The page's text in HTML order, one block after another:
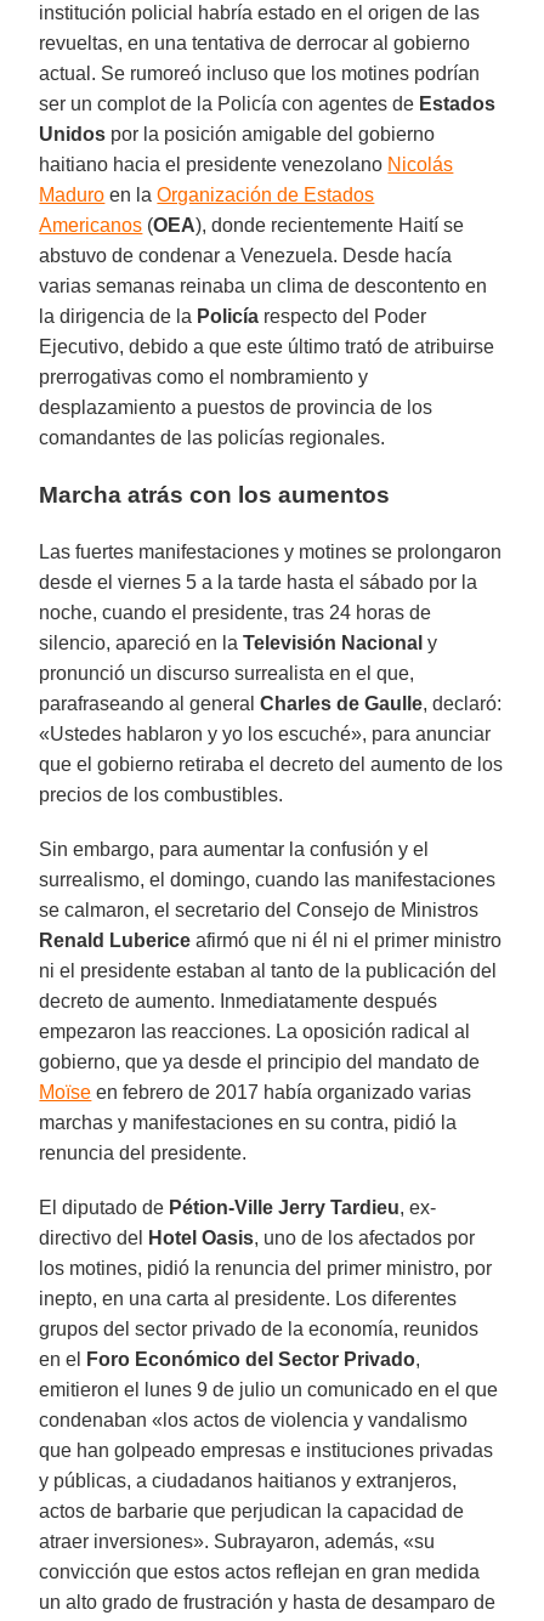
institución policial habría estado en el origen de las
revueltas, en una tentativa de derrocar al gobierno
actual. Se rumoreó incluso que los motines podrían
ser un complot de la Policía con agentes de Estados
Unidos por la posición amigable del gobierno
haitiano hacia el presidente venezolano Nicolás
Maduro en laOrganización de Estados
Americanos (OEA), donde recientemente Haití se
abstuvo de condenar a Venezuela. Desde hacía
varias semanas reinaba un clima de descontento en
la dirigencia de la Policía respecto del Poder
Ejecutivo, debido a que este último trató de atribuirse
prerrogativas como el nombramiento y
desplazamiento a puestos de provincia de los
comandantes de las policías regionales.
Marcha atrás con los aumentos
Las fuertes manifestaciones y motines se prolongaron
desde el viernes 5 a la tarde hasta el sábado por la
noche, cuando el presidente, tras 24 horas de
silencio, apareció en laTelevisión Nacional y
pronunció un discurso surrealista en el que,
parafraseando al generalCharles de Gaulle, declaró:
«Ustedes hablaron y yo los escuché», para anunciar
que el gobierno retiraba el decreto del aumento de los
precios de los combustibles.
Sin embargo, para aumentar la confusión y el
surrealismo, el domingo, cuando las manifestaciones
se calmaron, el secretario del Consejo de Ministros
Renald Luberice afirmó que ni él ni el primer ministro
ni el presidente estaban al tanto de la publicación del
decreto de aumento. Inmediatamente después
empezaron las reacciones. La oposición radical al
gobierno, que ya desde el principio del mandato de
Moïse en febrero de 2017 había organizado varias
marchas y manifestaciones en su contra, pidió la
renuncia del presidente.
El diputado de Pétion-Ville Jerry Tardieu, ex-
directivo del
Hotel Oasis, uno de los afectados por
los motines, pidió la renuncia del primer ministro, por
inepto, en una carta al presidente. Los diferentes
grupos del sector privado de la economía, reunidos
en el
Foro Económico del Sector Privado,
emitieron el lunes 9 de julio un comunicado en el que
condenaban «los actos de violencia y vandalismo
que han golpeado empresas e instituciones privadas
y públicas, a ciudadanos haitianos y extranjeros,
actos de barbarie que perjudican la capacidad de
atraer inversiones». Subrayaron, además, «su
convicción que estos actos reflejan en gran medida
un alto grado de frustración y hasta de desamparo de